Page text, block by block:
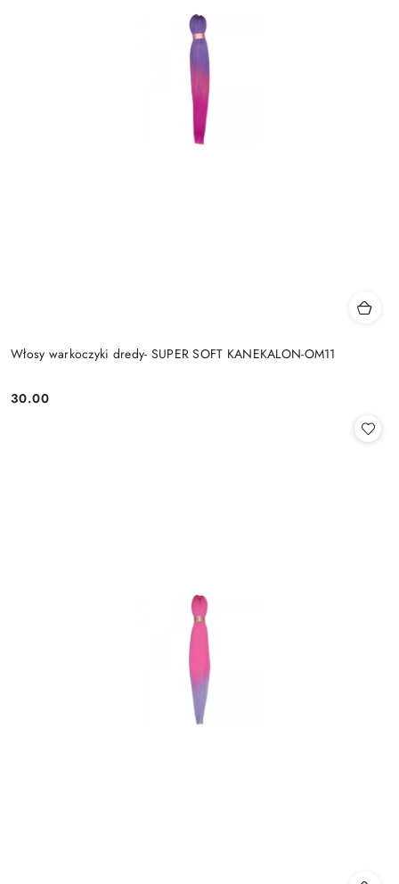
Włosy warkoczyki dredy- SUPER SOFT KANEKALON-OM11
Cena:
30.00